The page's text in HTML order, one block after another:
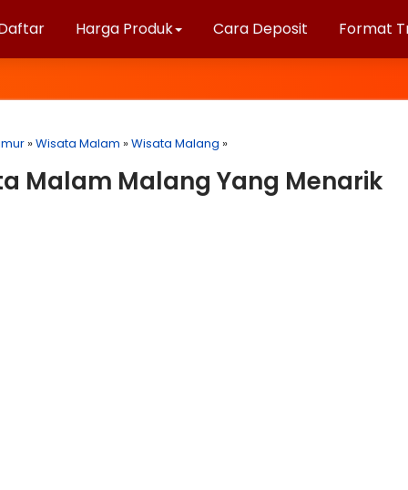
Harga Produk Cara Deposit Format
»Wisata Malam »Wisata Malang »
Malam Malang Yang Menarik